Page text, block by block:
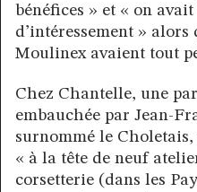
bénéfices » et « on
d’intéressement » alors
Moulinex avaient tout
Chez Chantelle, une
embauchée par Jean-
surnommé le
« à la tête de neuf
corsetterie (dans les